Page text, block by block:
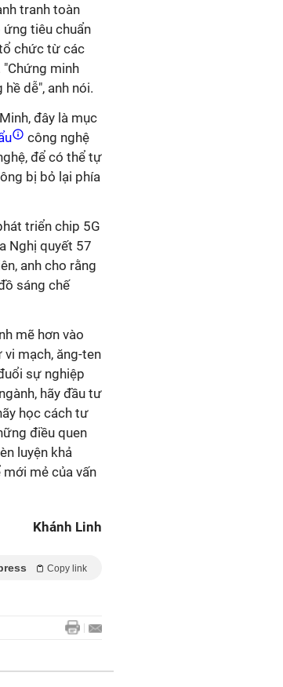
tranh toàn
tiêu chuẩn
chức từ các
"Chứng minh
dễ", anh nói.
đây là mục
công nghệ
để có thể tự
bị bỏ lại phía
triển chip 5G
Nghị quyết 57
anh cho rằng
sáng chế
mẽ hơn vào
mạch, ăng-ten
sự nghiệp
hãy đầu tư
học cách tư
điều quen
luyện khả
mẻ của vấn
Khánh Linh
Copy link